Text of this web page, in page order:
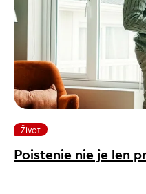
Život
Poistenie nie je len